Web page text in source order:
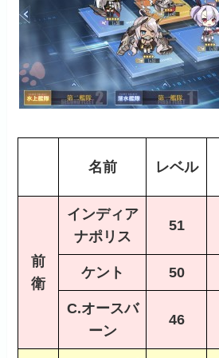
名前 レベル
前
衛
インディア
ナポリス
51
ケント 50
C.オースバ
ーン
46